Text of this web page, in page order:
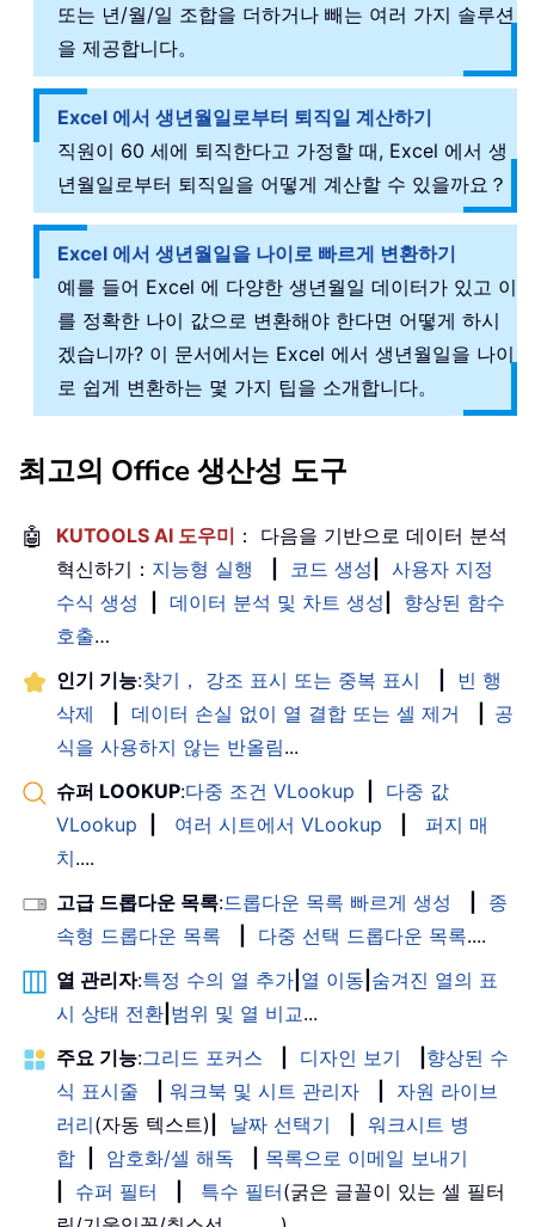
또는 년/월/일 조합을 더하거나 빼는 여러 가지 솔루션
을 제공합니다。
Excel 에서 생년월일로부터 퇴직일 계산하기
직원이 60 세에 퇴직한다고 가정할 때, Excel 에서 생
년월일로부터 퇴직일을 어떻게 계산할 수 있을까요？
Excel 에서 생년월일을 나이로 빠르게 변환하기
예를 들어 Excel 에 다양한 생년월일 데이터가 있고 이
를 정확한 나이 값으로 변환해야 한다면 어떻게 하시
겠습니까? 이 문서에서는 Excel 에서 생년월일을 나이
로 쉽게 변환하는 몇 가지 팁을 소개합니다。
최고의 Office 생산성 도구
🤖 KUTOOLS AI 도우미 ： 다음을 기반으로 데이터 분석
혁신하기： 지능형 실행 코드 생성
사용자 지정
수식 생성
데이터 분석 및 차트 생성
향상된 함수
호출…
인기 기능:찾기， 강조 표시 또는 중복 표시
빈 행
삭제
데이터 손실 없이 열 결합 또는 셀 제거
공
식을 사용하지 않는 반올림...
슈퍼 LOOKUP:다중 조건 VLookup
다중 값
VLookup
여러 시트에서 VLookup
퍼지 매
치....
고급 드롭다운 목록:드롭다운 목록 빠르게 생성
종
속형 드롭다운 목록
다중 선택 드롭다운 목록....
열 관리자:특정 수의 열 추가 열 이동 숨겨진 열의 표
시 상태 전환 범위 및 열 비교...
주요 기능:그리드 포커스 디자인 보기
향상된 수
식 표시줄
워크북 및 시트 관리자
자원 라이브
러리(자동 텍스트) 날짜 선택기
워크시트 병
합
암호화/셀 해독
목록으로 이메일 보내기
슈퍼 필터 특수 필터(굵은 글꼴이 있는 셀 필터